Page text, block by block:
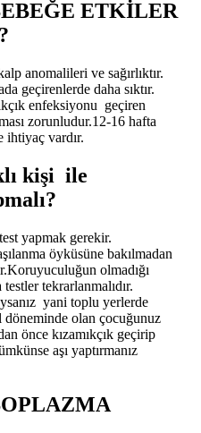
ETKİLER
anomalileri ve sağırlıktır.
geçirenlerde daha sıktır.
enfeksiyonu geçiren
zorunludur.12-16 hafta
ihtiyaç vardır.
kişi ile
yapmak gerekir.
öyküsüne bakılmadan
olmadığı
tekrarlanmalıdır.
yani toplu yerlerde
döneminde olan çocuğunuz
önce kızamıkçık geçirip
aşı yaptırmanız